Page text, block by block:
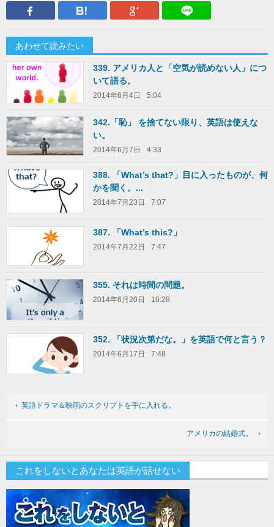
Facebook はてなブックマークGoogle Plus
あわせて読みたい
339. アメリカ人と「空気が読めない人」につ
いて語る。
2014年6月4日 5:04
342.「恥」 を捨てない限り、英語は使えな
い。
2014年6月7日 4:33
388. 「What’s that?」目に入ったものが、何
かを聞く。...
2014年7月23日 7:07
387. 「What’s this?」
2014年7月22日 7:47
355. それは時間の問題。
2014年6月20日 10:28
352. 「状況次第だな。」を英語で何と言う？
2014年6月17日 7:48
英語ドラマ＆映画のスクリプトを手に入れる。
アメリカの結婚式。
これをしないとあなたは英語が話せない